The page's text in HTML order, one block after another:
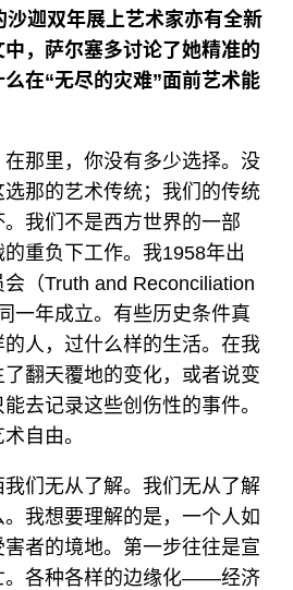
沙迦双年展上艺术家亦有全新
，萨尔塞多讨论了她精准的
在“无尽的灾难”面前艺术能
那里，你没有多少选择。没
那的艺术传统；我们的传统
我们不是西方世界的一部
重负下工作。我1958年出
（Truth and Reconciliation
一年成立。有些历史条件真
人，过什么样的生活。在我
翻天覆地的变化，或者说变
去记录这些创伤性的事件。
自由。
们无从了解。我们无从了解
我想要理解的是，一个人如
者的境地。第一步往往是宣
。各种各样的边缘化——经济